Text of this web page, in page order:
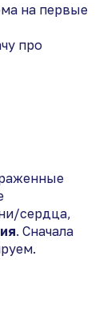
на первые
про
сердца,
. Сначала